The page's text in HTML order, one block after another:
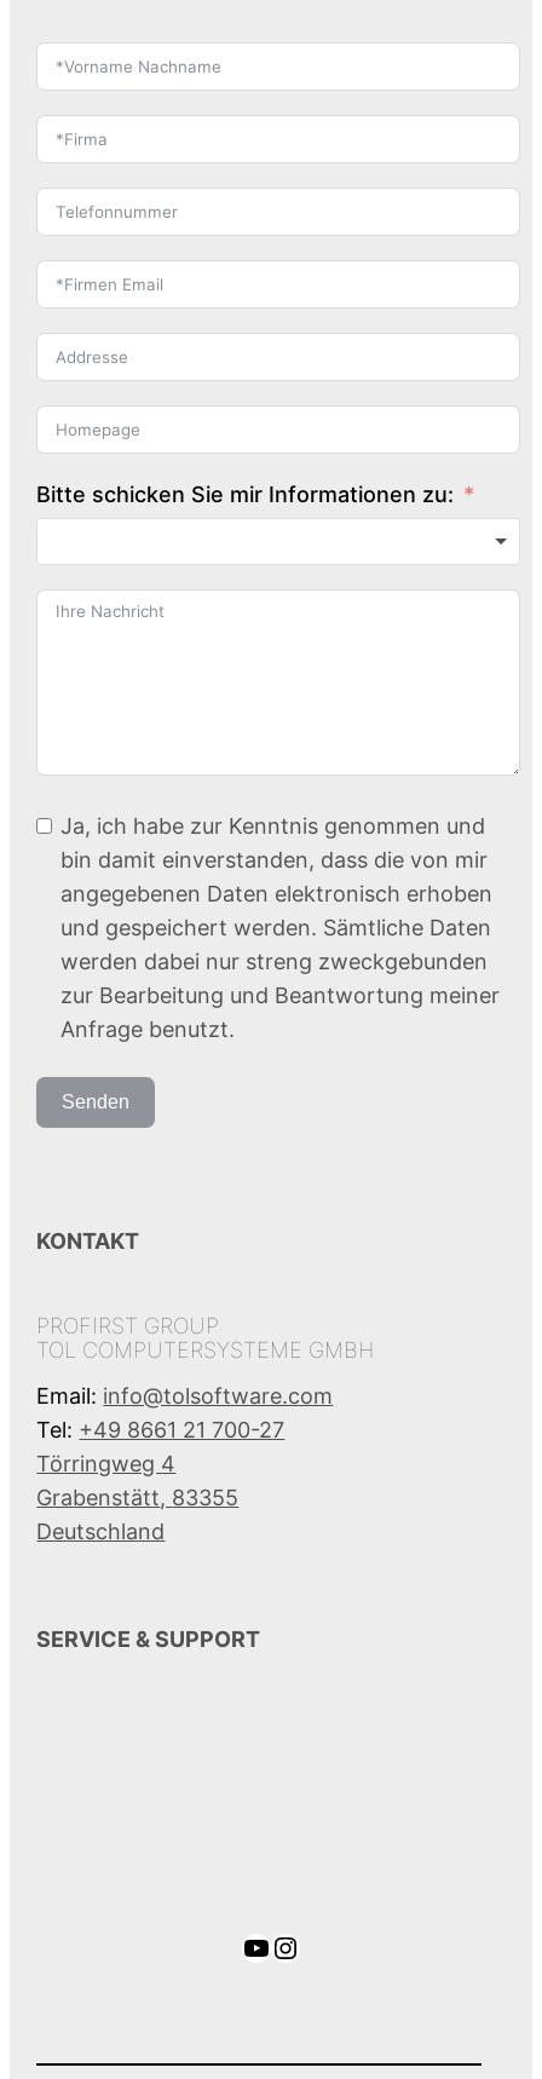
Bitte schicken Sie mir Informationen zu:
Ja, ich habe zur Kenntnis genommen und
bin damit einverstanden, dass die von mir
angegebenen Daten elektronisch erhoben
und gespeichert werden. Sämtliche Daten
werden dabei nur streng zweckgebunden
zur Bearbeitung und Beantwortung meiner
Anfrage benutzt.
Senden
KONTAKT
PROFIRST GROUP
TOL COMPUTERSYSTEME GMBH
Email: info@tolsoftware.com
Tel: +49 8661 21 700-27
Törringweg 4
Grabenstätt, 83355
Deutschland
SERVICE & SUPPORT
YouTube
Instagram